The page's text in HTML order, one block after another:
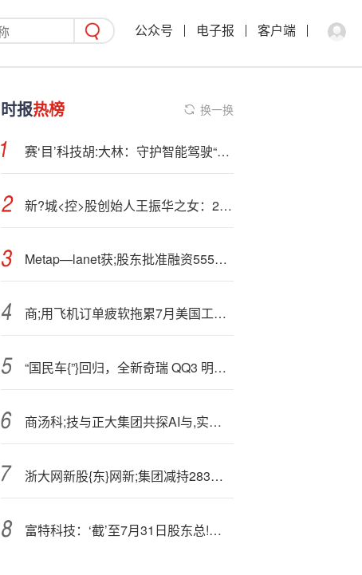
公众号 电子报 客户端
时报热榜 换一换
赛‘目’科技胡:大林：守护智能驾驶“安全底线”
新?城<控>股创始人王振华之女：26岁王凯莉，通过万疆资本完成2.23亿的并购
Metap—lanet获;股东批准融资5550亿日元，加速比特币储备竞赛
商;用飞机订单疲软拖累7月美国工厂订单
“国民车{”}回归，全新奇瑞 QQ3 明年一季度上市{}
商汤科;技与正大集团共探AI与,实体经济融合新机遇
浙大网新股{东}网新;集团减持283万股
富特科技：‘截’至7月31日股东总!户数为10346户